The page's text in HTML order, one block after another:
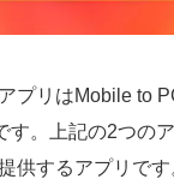
プリはMobile to
す。上記の2つの
供するアプリで